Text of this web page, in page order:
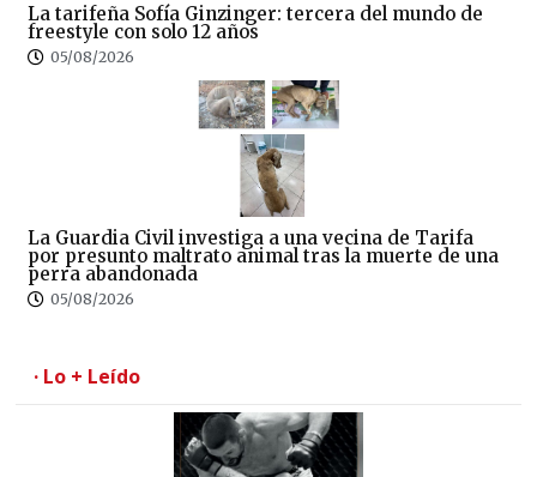
La tarifeña Sofía Ginzinger: tercera del mundo de
freestyle con solo 12 años
05/08/2026
La Guardia Civil investiga a una vecina de Tarifa
por presunto maltrato animal tras la muerte de una
perra abandonada
05/08/2026
· Lo + Leído